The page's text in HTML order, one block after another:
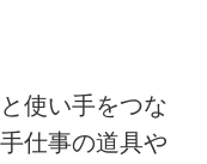
使い手をつな
仕事の道具や